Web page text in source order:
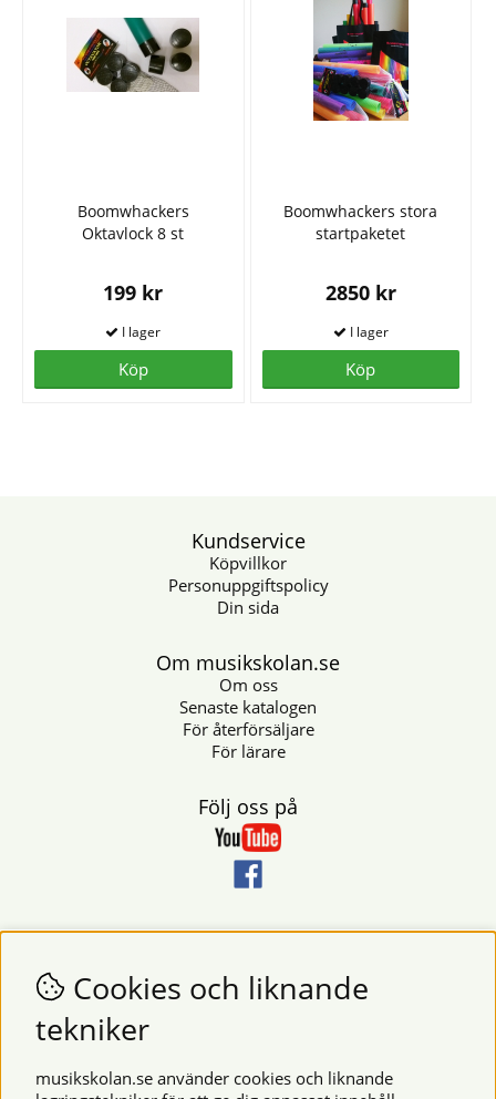
Boomwhackers
Oktavlock 8 st
199 kr
Köp
Boomwhackers stora
startpaketet
2850 kr
Köp
Kundservice
Köpvillkor
Personuppgiftspolicy
Din sida
Om musikskolan.se
Om oss
Senaste katalogen
För återförsäljare
För lärare
Följ oss på
Nyhetsbrev
Vill du få nyheter och erbjudanden från oss? Fyll då i din e-
postadress i fältet nedan.
Cookies och liknande
tekniker
musikskolan.se använder cookies och liknande